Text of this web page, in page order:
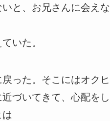
と、お兄さんに会え
いた。
った。そこにはオク
づいてきて、心配を